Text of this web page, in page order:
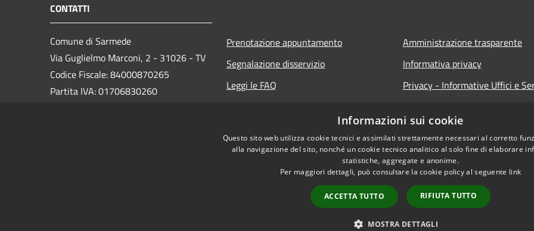
CONTATTI
Comune di Sarmede
Via Guglielmo Marconi, 2 - 31026 - TV
Codice Fiscale: 84000870265
Partita IVA: 01706830260
Prenotazione appuntamento
Segnalazione disservizio
Leggi le FAQ
Amministrazione trasparente
Informativa privacy
Privacy - Informative Uffici e
Dichiarazione di accessibilità
Copyright © 2026 • Comune
Informazioni sui cookie
Questo sito web utilizza cookie tecnici e assimilati strettamente necessari al corretto
alla navigazione del sito, nonché un cookie tecnico analitico al solo fine di elaborare
statistiche, aggregate e anonime.
Per maggiori dettagli, può consultare la cookie policy al seguente link
ACCETTA TUTTO RIFIUTA TUTTO
MOSTRA DETTAGLI